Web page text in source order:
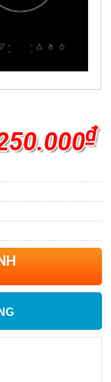
₫